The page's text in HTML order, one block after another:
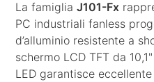
La famigliaJ101-Fx
PC industriali fanless
d’alluminio resistente a
schermo LCD TFT da
LED garantisce